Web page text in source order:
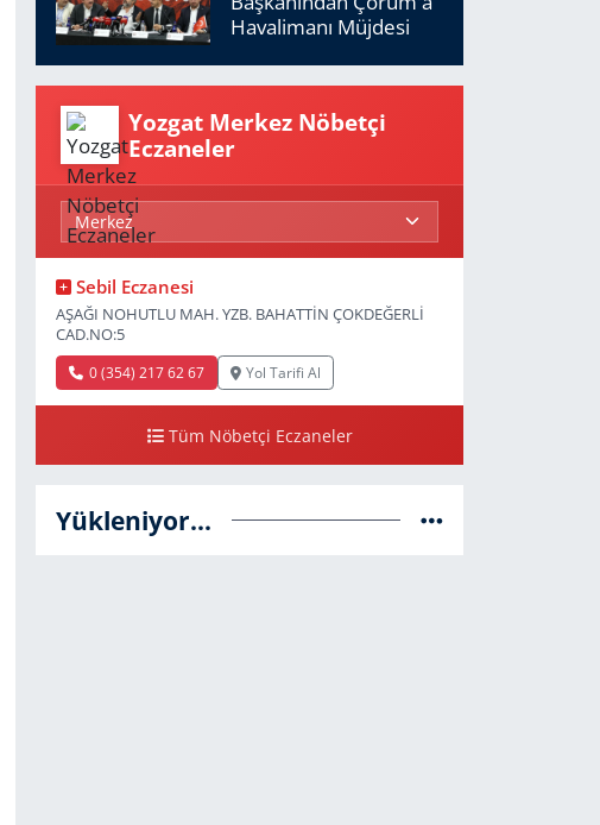
Havalimanı Müjdesi
Yozgat Merkez Nöbetçi
Eczaneler
Sebil Eczanesi
AŞAĞI NOHUTLU MAH. YZB. BAHATTİN ÇOKDEĞERLİ
CAD.NO:5
0 (354) 217 62 67 Yol Tarifi Al
Tüm Nöbetçi Eczaneler
Yükleniyor...